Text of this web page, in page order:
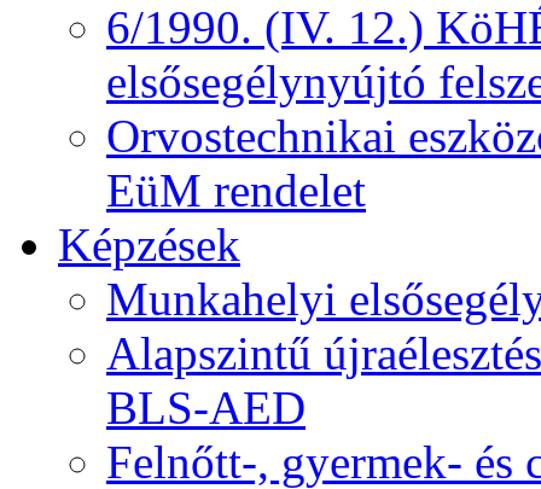
6/1990. (IV. 12.)
elsősegélynyújtó
Orvostechnikai
EüM rendelet
Képzések
Munkahelyi
Alapszintű
BLS-AED
Felnőtt-, gyermek- és